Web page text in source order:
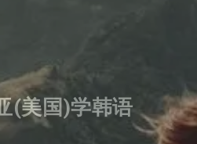
(美国)学韩语